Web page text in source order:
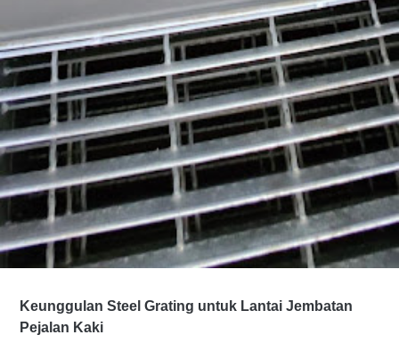
Keunggulan Steel Grating untuk Lantai Jembatan
Pejalan Kaki